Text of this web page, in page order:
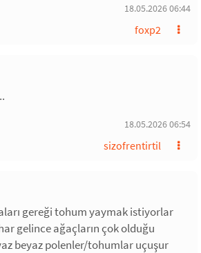
18.05.2026 06:44
foxp2
18.05.2026 06:54
sizofrentirtil
gereği tohum yaymak istiyorlar
gelince ağaçların çok olduğu
beyaz polenler/tohumlar uçuşur